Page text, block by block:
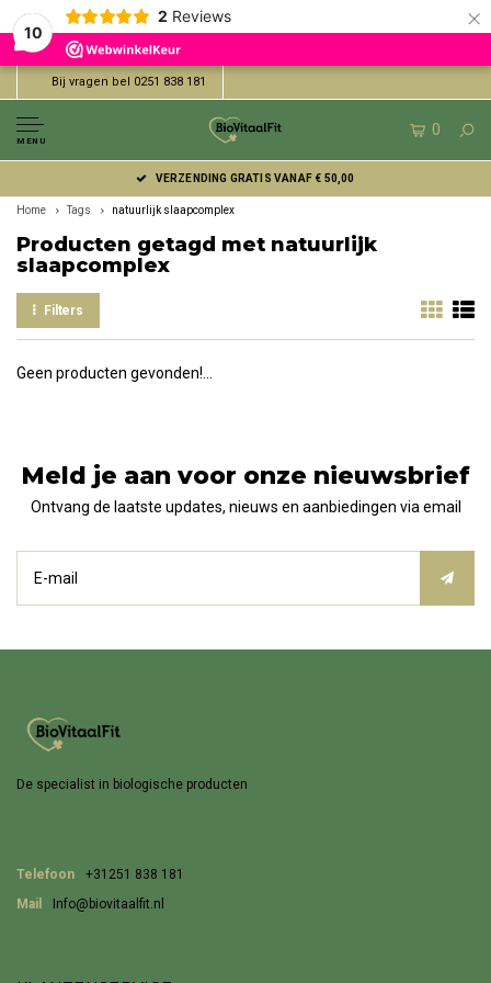
10
2 Reviews ×
Bij vragen bel 0251 838 181
MENU
0
VERZENDING GRATIS VANAF € 50,00
Home Tags natuurlijk slaapcomplex
Producten getagd met natuurlijk
slaapcomplex
Filters
Geen producten gevonden!...
Meld je aan voor onze nieuwsbrief
Ontvang de laatste updates, nieuws en aanbiedingen via email
De specialist in biologische producten
Telefoon
+31251 838 181
Mail
Info@biovitaalfit.nl